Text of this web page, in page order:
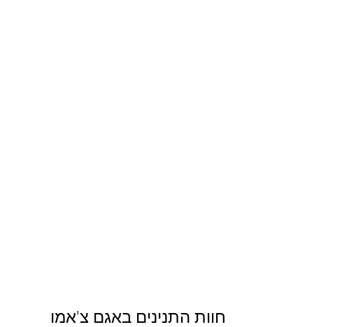
חוות התנינים באגם צ'אמו